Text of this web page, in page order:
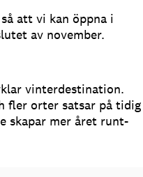
att vi kan öppna i
av november.
vinterdestination.
fler orter satsar på tidig
skapar mer året runt-